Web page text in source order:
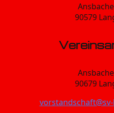
90579
90679